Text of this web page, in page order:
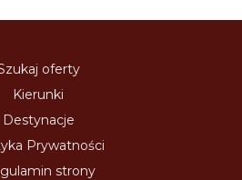
oferty
Kierunki
Destynacje
Prywatności
strony